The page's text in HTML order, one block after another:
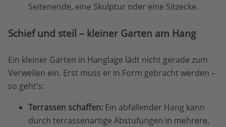
Seitenende, eine Skulptur oder eine Sitzecke.
Schief und steil – kleiner Garten am Hang
Ein kleiner Garten in Hanglage lädt nicht gerade zum
Verweilen ein. Erst muss er in Form gebracht werden –
so geht’s:
Terrassen schaffen: Ein abfallender Hang kann
durch terrassenartige Abstufungen in mehrere,